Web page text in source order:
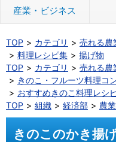
産業・ビジネス
TOP カテゴリ 売れる農
料理レシピ集
揚げ物
TOP
カテゴリ 売れる農
きのこ・フルーツ料理コ
おすすめきのこ料理レシ
TOP
組織 経済部 農
きのこのかき揚